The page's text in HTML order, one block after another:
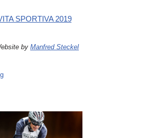
SPORTIVA 2019
by Manfred Steckel